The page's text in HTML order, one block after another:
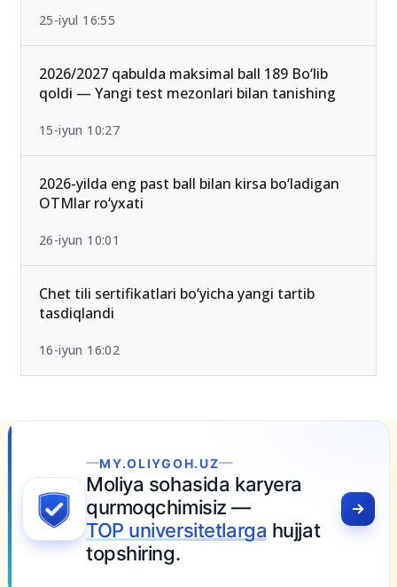
25-iyul 16:55
2026/2027 qabulda maksimal ball 189 Bo‘lib
qoldi — Yangi test mezonlari bilan tanishing
15-iyun 10:27
2026-yilda eng past ball bilan kirsa bo‘ladigan
OTMlar ro‘yxati
26-iyun 10:01
Chet tili sertifikatlari bo‘yicha yangi tartib
tasdiqlandi
16-iyun 16:02